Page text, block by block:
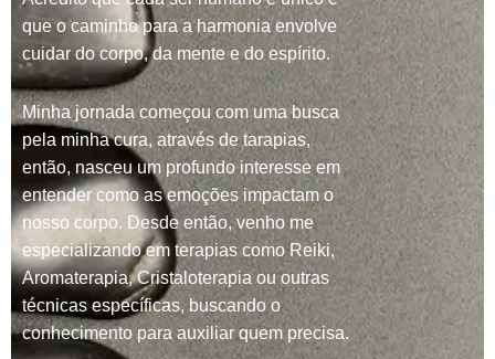
que o caminho para a harmonia envolve
cuidar do corpo, da mente e do espírito.
Minha jornada começou com uma busca
pela minha cura, através de tarapias,
então, nasceu um profundo interesse em
entender como as emoções impactam o
nosso corpo. Desde então, venho me
especializando em terapias como Reiki,
Aromaterapia, Cristaloterapia ou outras
técnicas específicas, buscando o
conhecimento para auxiliar quem precisa.